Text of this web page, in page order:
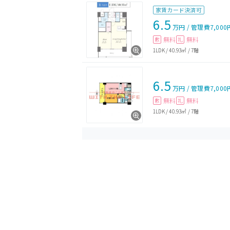
家賃カード決済可
6.5 万円 /管理費7,000
敷 無料 礼 無料
1LDK/40.93㎡ /7階
6.5 万円 /管理費7,000
敷 無料 礼 無料
1LDK/40.93㎡ /7階